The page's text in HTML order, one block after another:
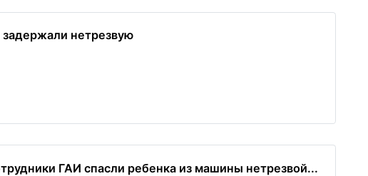
нетрезвую
ГАИ спасли ребенка из машины нетрезвой...